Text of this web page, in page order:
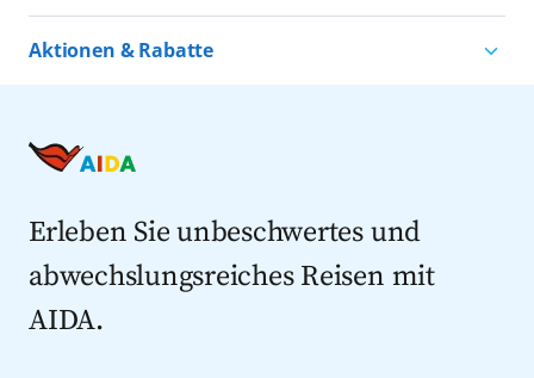
Kreuzfahrten ab Warnemünde
Kreuzfahrten nach Norwegen
Kreuzfahrten nach Italien
Aktionen & Rabatte
Last Minute Kreuzfahrten
Kreuzfahrten 2027
Erleben Sie unbeschwertes und
abwechslungsreiches Reisen mit
AIDA.